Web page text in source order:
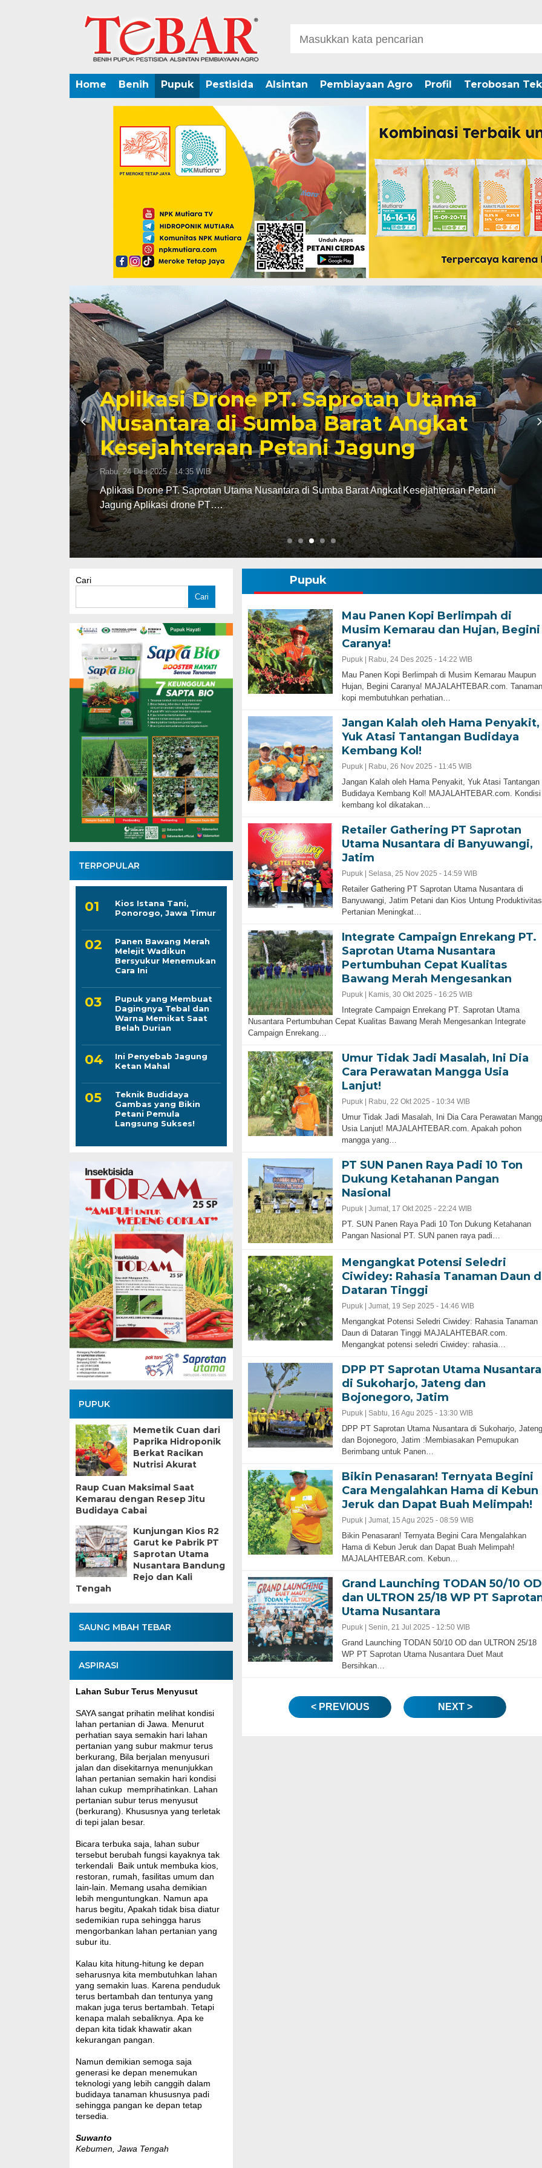
Home Benih Pupuk Pestisida Alsintan Pembiayaan Agro Profil Terobosan
Jangan Kalah oleh Hama Penyakit, Yuk
Atasi Tantangan Budidaya Kembang
Kol!
Rabu, 26 Nov 2025 - 11:45 WIB
Jangan Kalah oleh Hama Penyakit, Yuk Atasi Tantangan Budidaya Kembang Kol!
MAJALAHTEBAR.com. Kondisi kembang kol dikatakan…
Cari
Cari
TERPOPULAR
Kios Istana Tani,
Ponorogo, Jawa Timur
Panen Bawang Merah
Melejit Wadikun
Bersyukur Menemukan
Cara Ini
Pupuk yang Membuat
Dagingnya Tebal dan
Warna Memikat Saat
Belah Durian
Ini Penyebab Jagung
Ketan Mahal
Teknik Budidaya
Gambas yang Bikin
Petani Pemula
Langsung Sukses!
PUPUK
Memetik Cuan dari
Paprika Hidroponik
Berkat Racikan
Nutrisi Akurat
Raup Cuan Maksimal Saat
Kemarau dengan Resep Jitu
Budidaya Cabai
Kunjungan Kios R2
Garut ke Pabrik PT
Saprotan Utama
Nusantara Bandung
Rejo dan Kali
Tengah
SAUNG MBAH TEBAR
ASPIRASI
Lahan Subur Terus Menyusut
SAYA sangat prihatin melihat kondisi
lahan pertanian di Jawa. Menurut
perhatian saya semakin hari lahan
pertanian yang subur makmur terus
berkurang, Bila berjalan menyusuri
jalan dan disekitarnya menunjukkan
lahan pertanian semakin hari kondisi
lahan cukup memprihatinkan. Lahan
pertanian subur terus menyusut
(berkurang). Khususnya yang terletak
di tepi jalan besar.
Bicara terbuka saja, lahan subur
tersebut berubah fungsi kayaknya tak
terkendali Baik untuk membuka kios,
restoran, rumah, fasilitas umum dan
lain-lain. Memang usaha demikian
lebih menguntungkan. Namun apa
harus begitu, Apakah tidak bisa diatur
sedemikian rupa sehingga harus
mengorbankan lahan pertanian yang
subur itu.
Kalau kita hitung-hitung ke depan
seharusnya kita membutuhkan lahan
yang semakin luas. Karena penduduk
terus bertambah dan tentunya yang
makan juga terus bertambah. Tetapi
kenapa malah sebaliknya. Apa ke
depan kita tidak khawatir akan
kekurangan pangan.
Namun demikian semoga saja
generasi ke depan menemukan
teknologi yang lebih canggih dalam
budidaya tanaman khususnya padi
sehingga pangan ke depan tetap
tersedia.
Suwanto
Kebumen, Jawa Tengah
Pupuk
Mau Panen Kopi Berlimpah di
Musim Kemarau dan Hujan, Begini
Caranya!
Pupuk | Rabu, 24 Des 2025 - 14:22 WIB
Mau Panen Kopi Berlimpah di Musim Kemarau Maupun
Hujan, Begini Caranya! MAJALAHTEBAR.com. Tanaman
kopi membutuhkan perhatian…
Jangan Kalah oleh Hama Penyakit,
Yuk Atasi Tantangan Budidaya
Kembang Kol!
Pupuk | Rabu, 26 Nov 2025 - 11:45 WIB
Jangan Kalah oleh Hama Penyakit, Yuk Atasi Tantangan
Budidaya Kembang Kol! MAJALAHTEBAR.com. Kondisi
kembang kol dikatakan…
Retailer Gathering PT Saprotan
Utama Nusantara di Banyuwangi,
Jatim
Pupuk | Selasa, 25 Nov 2025 - 14:59 WIB
Retailer Gathering PT Saprotan Utama Nusantara di
Banyuwangi, Jatim Petani dan Kios Untung Produktivitas
Pertanian Meningkat…
Integrate Campaign Enrekang PT.
Saprotan Utama Nusantara
Pertumbuhan Cepat Kualitas
Bawang Merah Mengesankan
Pupuk | Kamis, 30 Okt 2025 - 16:25 WIB
Integrate Campaign Enrekang PT. Saprotan Utama
Nusantara Pertumbuhan Cepat Kualitas Bawang Merah Mengesankan Integrate
Campaign Enrekang…
Umur Tidak Jadi Masalah, Ini Dia
Cara Perawatan Mangga Usia
Lanjut!
Pupuk | Rabu, 22 Okt 2025 - 10:34 WIB
Umur Tidak Jadi Masalah, Ini Dia Cara Perawatan
Usia Lanjut! MAJALAHTEBAR.com. Apakah pohon
mangga yang…
PT SUN Panen Raya Padi 10 Ton
Dukung Ketahanan Pangan
Nasional
Pupuk | Jumat, 17 Okt 2025 - 22:24 WIB
PT. SUN Panen Raya Padi 10 Ton Dukung Ketahanan
Pangan Nasional PT. SUN panen raya padi…
Mengangkat Potensi Seledri
Ciwidey: Rahasia Tanaman Daun
Dataran Tinggi
Pupuk | Jumat, 19 Sep 2025 - 14:46 WIB
Mengangkat Potensi Seledri Ciwidey: Rahasia Tanaman
Daun di Dataran Tinggi MAJALAHTEBAR.com.
Mengangkat potensi seledri Ciwidey: rahasia…
DPP PT Saprotan Utama Nusantara
di Sukoharjo, Jateng dan
Bojonegoro, Jatim
Pupuk | Sabtu, 16 Agu 2025 - 13:30 WIB
DPP PT Saprotan Utama Nusantara di Sukoharjo, Jateng
dan Bojonegoro, Jatim :Membiasakan Pemupukan
Berimbang untuk Panen…
Bikin Penasaran! Ternyata Begini
Cara Mengalahkan Hama di Kebun
Jeruk dan Dapat Buah Melimpah!
Pupuk | Jumat, 15 Agu 2025 - 08:59 WIB
Bikin Penasaran! Ternyata Begini Cara Mengalahkan
Hama di Kebun Jeruk dan Dapat Buah Melimpah!
MAJALAHTEBAR.com. Kebun…
Grand Launching TODAN 50/10 OD
dan ULTRON 25/18 WP PT
Utama Nusantara
Pupuk | Senin, 21 Jul 2025 - 12:50 WIB
Grand Launching TODAN 50/10 OD dan ULTRON 25/18
WP PT Saprotan Utama Nusantara Duet Maut
Bersihkan…
< PREVIOUS NEXT >